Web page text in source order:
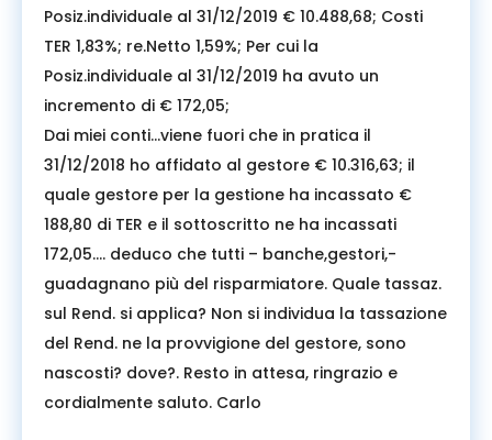
Posiz.individuale al 31/12/2019 € 10.488,68; Costi
TER 1,83%; re.Netto 1,59%; Per cui la
Posiz.individuale al 31/12/2019 ha avuto un
incremento di € 172,05;
Dai miei conti…viene fuori che in pratica il
31/12/2018 ho affidato al gestore € 10.316,63; il
quale gestore per la gestione ha incassato €
188,80 di TER e il sottoscritto ne ha incassati
172,05…. deduco che tutti – banche,gestori,-
guadagnano più del risparmiatore. Quale tassaz.
sul Rend. si applica? Non si individua la tassazione
del Rend. ne la provvigione del gestore, sono
nascosti? dove?. Resto in attesa, ringrazio e
cordialmente saluto. Carlo